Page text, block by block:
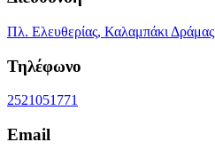
Πλ. Ελευθερίας, Καλαμπάκι Δράμας
Τηλέφωνο
2521051771
Email